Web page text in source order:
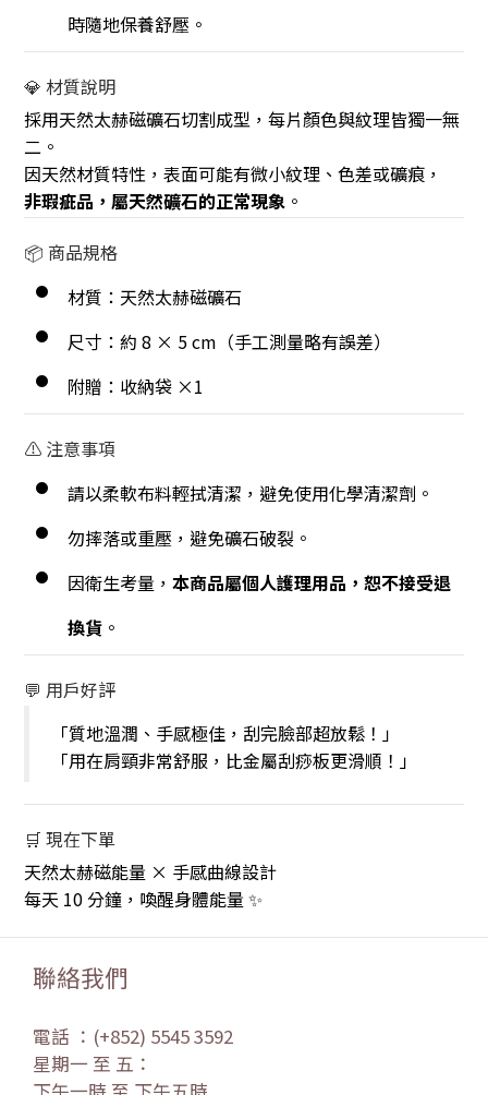
時隨地保養舒壓。
💎 材質說明
採用天然太赫磁礦石切割成型，每片顏色與紋理皆獨一無
二。
因天然材質特性，表面可能有微小紋理、色差或礦痕，
非瑕疵品，屬天然礦石的正常現象 。
📦 商品規格
材質：天然太赫磁礦石
尺寸：約 8 × 5 cm（手工測量略有誤差）
附贈：收納袋 ×1
⚠️ 注意事項
請以柔軟布料輕拭清潔，避免使用化學清潔劑。
勿摔落或重壓，避免礦石破裂。
因衛生考量， 本商品屬個人護理用品，恕不接受退
換貨 。
💬 用戶好評
「質地溫潤、手感極佳，刮完臉部超放鬆！」
「用在肩頸非常舒服，比金屬刮痧板更滑順！」
🛒 現在下單
天然太赫磁能量 × 手感曲線設計
每天 10 分鐘，喚醒身體能量 ✨
聯絡我們
電話 ：(+852) 5545 3592
星期一 至 五：